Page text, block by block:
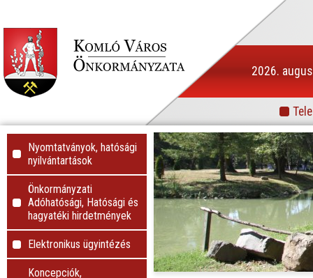
2026.
Nyomtatványok, hatósági
nyilvántartások
Önkormányzati
Adóhatósági, Hatósági és
hagyatéki hirdetmények
Elektronikus ügyintézés
Koncepciók,